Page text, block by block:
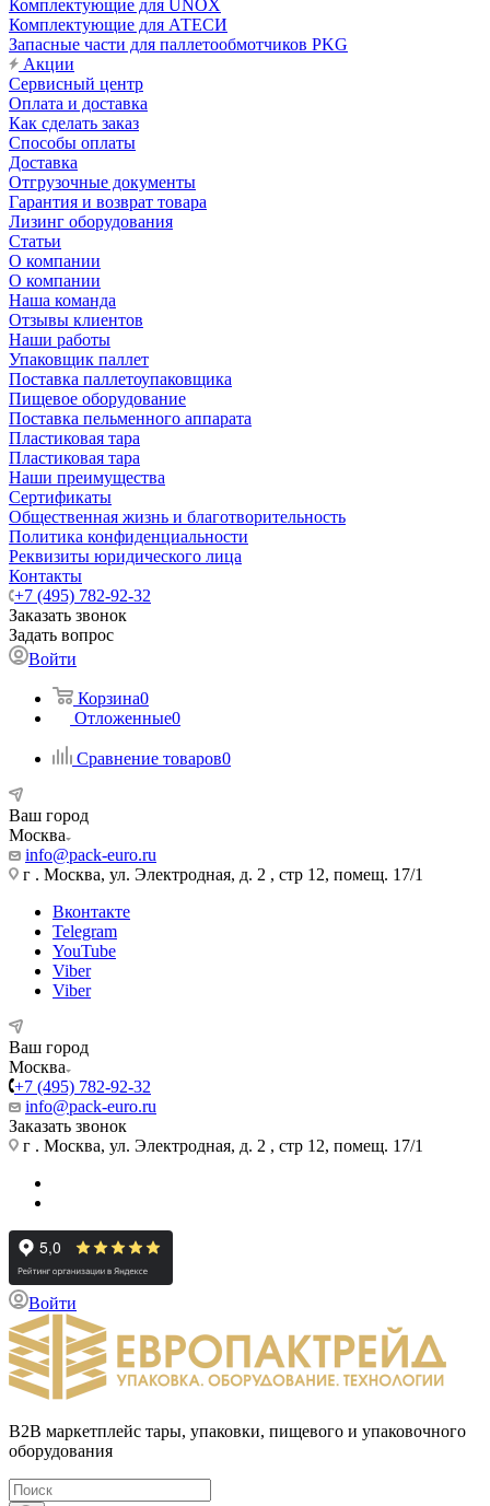
Комплектующие для UNOX
Комплектующие для АТЕСИ
Запасные части для паллетообмотчиков PKG
Акции
Сервисный центр
Оплата и доставка
Как сделать заказ
Способы оплаты
Доставка
Отгрузочные документы
Гарантия и возврат товара
Лизинг оборудования
Статьи
О компании
О компании
Наша команда
Отзывы клиентов
Наши работы
Упаковщик паллет
Поставка паллетоупаковщика
Пищевое оборудование
Поставка пельменного аппарата
Пластиковая тара
Пластиковая тара
Наши преимущества
Сертификаты
Общественная жизнь и благотворительность
Политика конфиденциальности
Реквизиты юридического лица
Контакты
+7 (495) 782-92-32
Заказать звонок
Задать вопрос
Войти
Корзина0
Отложенные0
Сравнение товаров0
Ваш город
Москва
info@pack-euro.ru
г . Москва, ул. Электродная, д. 2 , стр 12, помещ. 17/1
Вконтакте
Telegram
YouTube
Viber
Viber
Ваш город
Москва
+7 (495) 782-92-32
info@pack-euro.ru
Заказать звонок
г . Москва, ул. Электродная, д. 2 , стр 12, помещ. 17/1
Войти
B2B маркетплейс тары, упаковки, пищевого и упаковочного
оборудования